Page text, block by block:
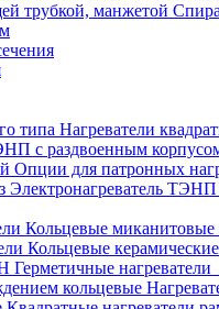
Нагреватели
с раздвоенным
Опции для патронных
Электронагреватель ТЭНП
Кольцевые миканитовые
Кольцевые
Герметичные